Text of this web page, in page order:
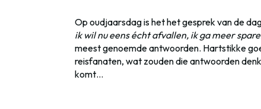
Op oudjaarsdag is het het gesprek van de
ik wil nu eens écht afvallen, ik ga meer
meest genoemde antwoorden. Hartstikke
reisfanaten, wat zouden die antwoorden
komt…